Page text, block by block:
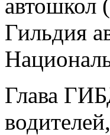
Гильдия
Глава